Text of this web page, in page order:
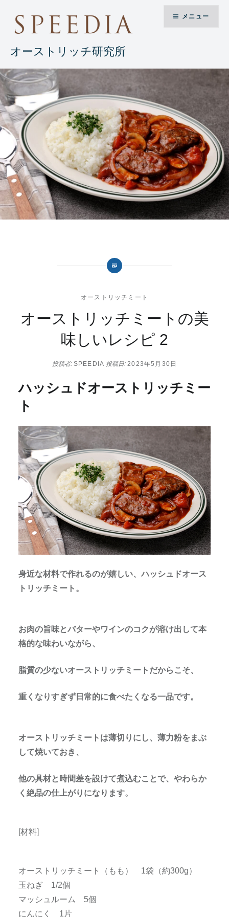
へ
ス
キ
ッ
プ
オーストリッチ研究所
メニュー
オーストリッチミート
オーストリッチミートの美
味しいレシピ 2
投稿者: SPEEDIA 投稿日: 2023年5月30日
ハッシュドオーストリッチミー
ト
身近な材料で作れるのが嬉しい、ハッシュドオース
トリッチミート。
お肉の旨味とバターやワインのコクが溶け出して本
格的な味わいながら、
脂質の少ないオーストリッチミートだからこそ、
重くなりすぎず日常的に食べたくなる一品です。
オーストリッチミートは薄切りにし、薄力粉をまぶ
して焼いておき、
他の具材と時間差を設けて煮込むことで、やわらか
く絶品の仕上がりになります。
[材料]
オーストリッチミート（もも） 1袋（約300g）
玉ねぎ 1/2個
マッシュルーム 5個
にんにく 1片